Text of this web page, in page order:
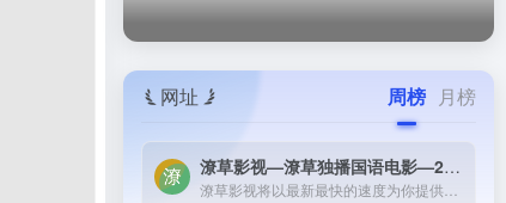
网址 周榜 月榜
潦草影视—潦草独播国语电影—2023最新国语大片—免费国语潦草电影网-潦草影视将以最新最快的速度为你提供：最新电影电视剧的介绍和高速观看地址，好看的电影电视剧在线观看尽在潦草影视，为了更好的服务您，我们正在努力做最好的电影电视剧网站！